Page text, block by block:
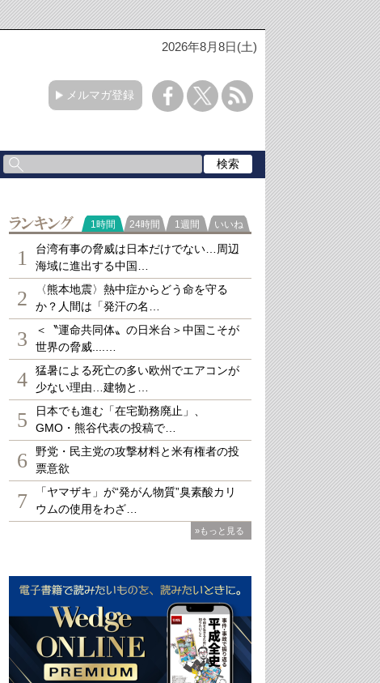
2026年8月8日(土)
メルマガ登録
ランキング
1時間 24時間 1週間 いいね
1
台湾有事の脅威は日本だけでない…周辺
海域に進出する中国…
2
〈熊本地震〉熱中症からどう命を守る
か？人間は「発汗の名…
3
＜〝運命共同体〟の日米台＞中国こそが
世界の脅威....…
4
猛暑による死亡の多い欧州でエアコンが
少ない理由…建物と…
5
日本でも進む「在宅勤務廃止」、
GMO・熊谷代表の投稿で…
6
野党・民主党の攻撃材料と米有権者の投
票意欲
7
「ヤマザキ」が“発がん物質”臭素酸カリ
ウムの使用をわざ…
»もっと見る